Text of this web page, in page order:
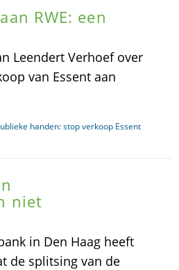
RWE: een
Leendert Verhoef over
van Essent aan
handen: stop verkoop Essent
niet
in Den Haag heeft
de splitsing van de